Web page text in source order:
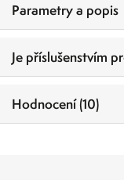
Parametry a popis
Je příslušenstvím
Hodnocení (10)